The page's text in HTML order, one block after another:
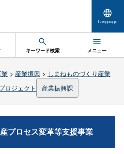
Language
キーワード検索 メニュー
> 産業振興> しまねものづくり産業
ロジェクト 産業振興課
プロセス変革等支援事業